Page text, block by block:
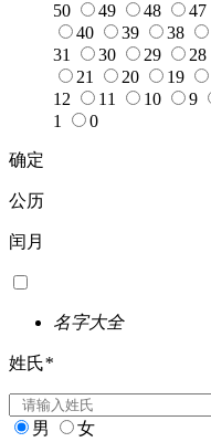
50
49 48 47
40
39 38
31
30 29 28
21
20 19
12
11 10 9
1
0
确定
公历
闰月
名字大全
姓氏*
男 女